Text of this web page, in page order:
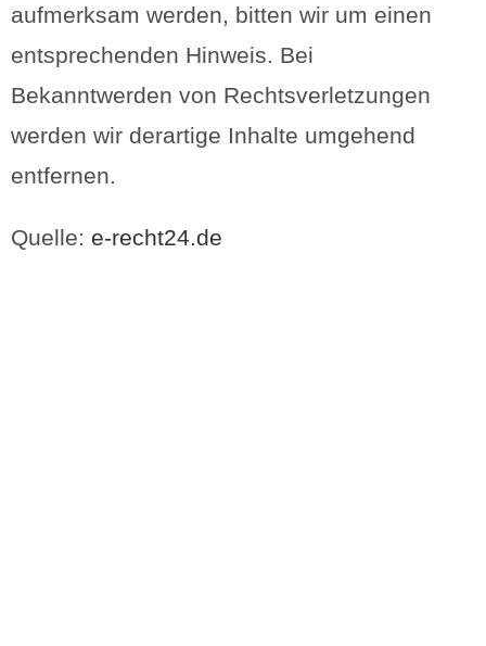
aufmerksam werden, bitten wir um einen
entsprechenden Hinweis. Bei
Bekanntwerden von Rechtsverletzungen
werden wir derartige Inhalte umgehend
entfernen.
Quelle: e-recht24.de